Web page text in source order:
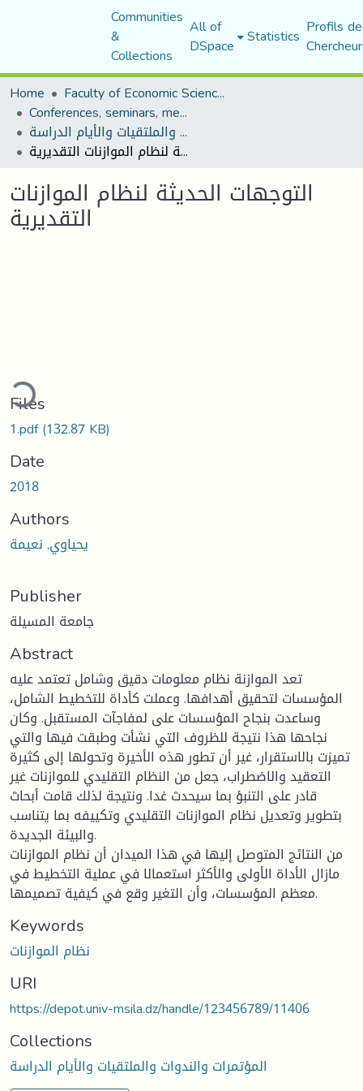
Communities
&
Collections
All of
DSpace Statistics Profils
Home
Faculty of Economic Sciences, Commerce and Management Sciences
Conferences, seminars, meetings, and study days
المؤتمرات والندوات والملتقيات والأيام الدراسة
التوجهات الحديثة لنظام الموازنات التقديرية
التوجهات الحديثة لنظام الموازنات
التقديرية
Files
1.pdf(132.87 KB)
Date
2018
Authors
يحياوي, نعيمة
Publisher
جامعة المسيلة
Abstract
تعد الموازنة نظام معلومات دقيق وشامل تعتمد عليه
المؤسسات لتحقيق أهدافها. وعملت كأداة للتخطيط الشامل،
وساعدت بنجاح المؤسسات على لمفاجآت المستقبل. وكان
نجاحها هذا نتيجة للظروف التي نشأت وطبقت فيها والتي
تميزت بالاستقرار، غير أن تطور هذه الأخيرة وتحولها إلى كثيرة
التعقيد والاضطراب، جعل من النظام التقليدي للموازنات غير
قادر على التنبؤ بما سيحدث غدا. ونتيجة لذلك قامت أبحاث
بتطوير وتعديل نظام الموازنات التقليدي وتكييفه بما يتناسب
والبيئة الجديدة.
من النتائج المتوصل إليها في هذا الميدان أن نظام الموازنات
مازال الأداة الأولى والأكثر استعمالا في عملية التخطيط في
معظم المؤسسات، وأن التغير وقع في كيفية تصميمها.
Keywords
نظام الموازنات
URI
https://depot.univ-msila.dz/handle/123456789/11406
Collections
المؤتمرات والندوات والملتقيات والأيام الدراسة